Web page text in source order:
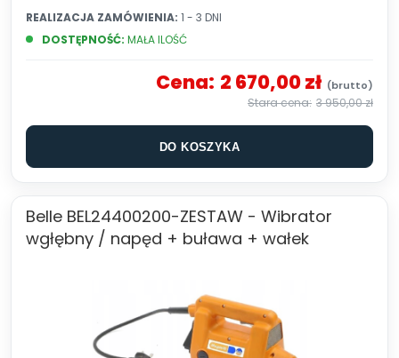
DOSTĘPNOŚĆ: MAŁA ILOŚĆ
REALIZACJA ZAMÓWIENIA: 1 - 3 DNI
Cena: 2 670,00 zł
3 950,00 zł
DO KOSZYKA
Belle BEL24400200-ZESTAW - Wibrator
wgłębny / napęd + buława + wałek